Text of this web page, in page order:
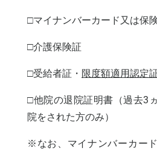
□マイナンバーカード又は保
□介護保険証
□受給者証・ 限度額適用認定
□他院の退院証明書（過去3
院をされた方のみ）
※なお、マイナンバーカー